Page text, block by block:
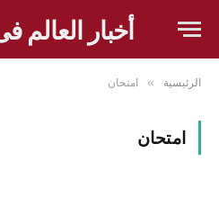
أخبار العالم فى 90
الرئيسية » امتحان
امتحان